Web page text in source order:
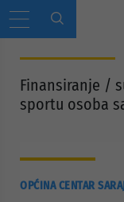
Finansiranje /
sportu osoba
OPĆINA CENTAR